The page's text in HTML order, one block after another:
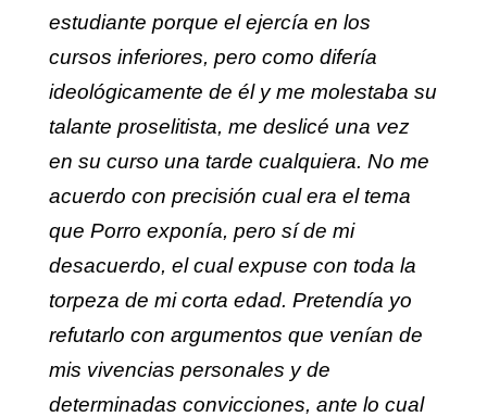
estudiante porque el ejercía en los
cursos inferiores, pero como difería
ideológicamente de él y me molestaba su
talante proselitista, me deslicé una vez
en su curso una tarde cualquiera. No me
acuerdo con precisión cual era el tema
que Porro exponía, pero sí de mi
desacuerdo, el cual expuse con toda la
torpeza de mi corta edad. Pretendía yo
refutarlo con argumentos que venían de
mis vivencias personales y de
determinadas convicciones, ante lo cual